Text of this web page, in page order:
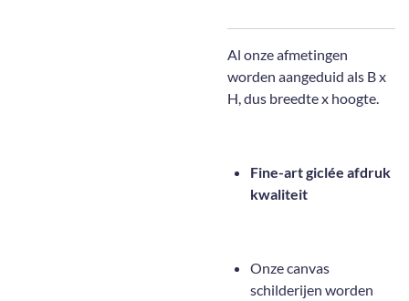
Al onze afmetingen
worden aangeduid als B x
H, dus breedte x hoogte.
Fine-art giclée afdruk
kwaliteit
Onze canvas
schilderijen worden